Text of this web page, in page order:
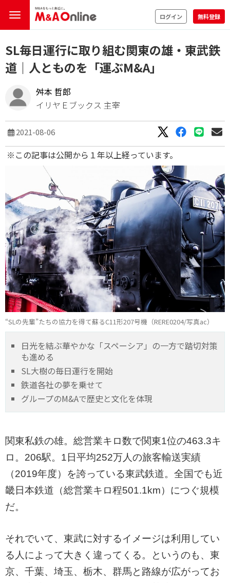
ログイン 無料登録
SL毎日運行に取り組む関東の雄・東武鉄
道｜人とものを「運ぶM&A」
舛本 哲郎
イリヤＥブックス 主宰
2021-08-06
※この記事は公開から１年以上経っています。
“SLの先輩”たちの協力を得て蘇るC11形207号機（RERE0204/写真ac）
日光を結ぶ華やかな「スペーシア」の一方で踏切対策
も進める
SL大樹の毎日運行を開始
鉄道各社の夢を乗せて
グループのM&Aで歴史と文化を体現
関東私鉄の雄。総営業キロ数で関東1位の463.3キ
ロ。206駅。1日平均252万人の旅客輸送実績
（2019年度）を誇っている東武鉄道。全国でも近
畿日本鉄道（総営業キロ程501.1km）につぐ規模
だ。
それでいて、東武に対するイメージは利用してい
る人によって大きく違ってくる。というのも、東
京、千葉、埼玉、栃木、群馬と路線が広がってお